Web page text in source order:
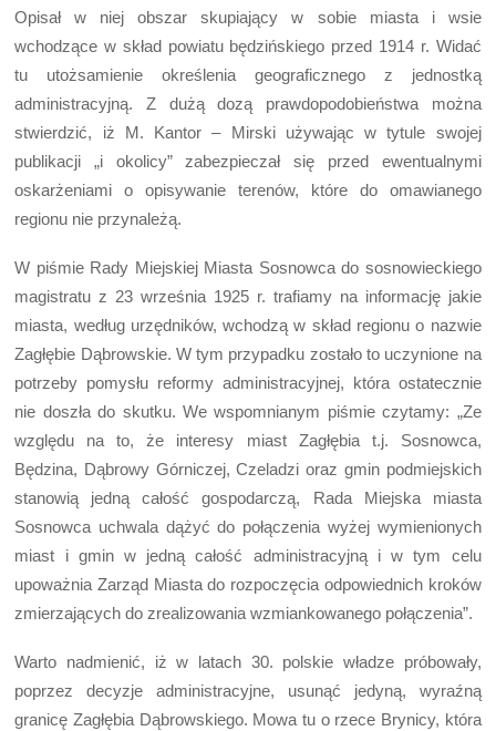
Opisał w niej obszar skupiający w sobie miasta i wsie
wchodzące w skład powiatu będzińskiego przed 1914 r. Widać
tu utożsamienie określenia geograficznego z jednostką
administracyjną. Z dużą dozą prawdopodobieństwa można
stwierdzić, iż M. Kantor – Mirski używając w tytule swojej
publikacji „i okolicy” zabezpieczał się przed ewentualnymi
oskarżeniami o opisywanie terenów, które do omawianego
regionu nie przynależą.
W piśmie Rady Miejskiej Miasta Sosnowca do sosnowieckiego
magistratu z 23 września 1925 r. trafiamy na informację jakie
miasta, według urzędników, wchodzą w skład regionu o nazwie
Zagłębie Dąbrowskie. W tym przypadku zostało to uczynione na
potrzeby pomysłu reformy administracyjnej, która ostatecznie
nie doszła do skutku. We wspomnianym piśmie czytamy: „Ze
względu na to, że interesy miast Zagłębia t.j. Sosnowca,
Będzina, Dąbrowy Górniczej, Czeladzi oraz gmin podmiejskich
stanowią jedną całość gospodarczą, Rada Miejska miasta
Sosnowca uchwala dążyć do połączenia wyżej wymienionych
miast i gmin w jedną całość administracyjną i w tym celu
upoważnia Zarząd Miasta do rozpoczęcia odpowiednich kroków
zmierzających do zrealizowania wzmiankowanego połączenia”.
Warto nadmienić, iż w latach 30. polskie władze próbowały,
poprzez decyzje administracyjne, usunąć jedyną, wyraźną
granicę Zagłębia Dąbrowskiego. Mowa tu o rzece Brynicy, która